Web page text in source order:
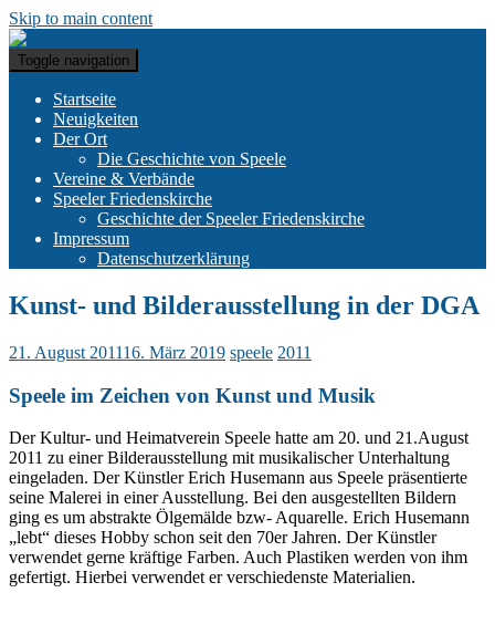
Skip to main content
Toggle navigation
Startseite
Neuigkeiten
Der Ort
Die Geschichte von Speele
Vereine & Verbände
Speeler Friedenskirche
Geschichte der Speeler Friedenskirche
Impressum
Datenschutzerklärung
Kunst- und Bilderausstellung in der DGA
21. August 201116. März 2019 speele 2011
Speele im Zeichen von Kunst und Musik
Der Kultur- und Heimatverein Speele hatte am 20. und 21.August
2011 zu einer Bilderausstellung mit musikalischer Unterhaltung
eingeladen. Der Künstler Erich Husemann aus Speele präsentierte
seine Malerei in einer Ausstellung. Bei den ausgestellten Bildern
ging es um abstrakte Ölgemälde bzw- Aquarelle. Erich Husemann
„lebt“ dieses Hobby schon seit den 70er Jahren. Der Künstler
verwendet gerne kräftige Farben. Auch Plastiken werden von ihm
gefertigt. Hierbei verwendet er verschiedenste Materialien.